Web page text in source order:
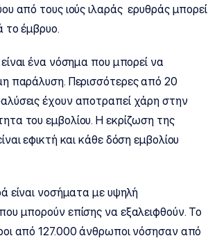
από τους ιούς ιλαράς ερυθράς μπορεί
το έμβρυο.
είναι ένα νόσημα που μπορεί να
παράλυση. Περισσότερες από 20
έχουν αποτραπεί χάρη στην
του εμβολίου. Η εκρίζωση της
εφικτή και κάθε δόση εμβολίου
είναι νοσήματα με υψηλή
μπορούν επίσης να εξαλειφθούν. Το
από 127.000 άνθρωποι νόσησαν από